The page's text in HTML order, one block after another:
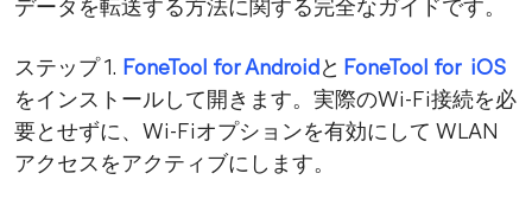
データを転送する方法に関する完全なガイドです。
ステップ 1. FoneTool for Androidと FoneTool for iOS
をインストールして開きます。実際のWi-Fi接続を必
要とせずに、Wi-Fiオプションを有効にして WLAN
アクセスをアクティブにします。